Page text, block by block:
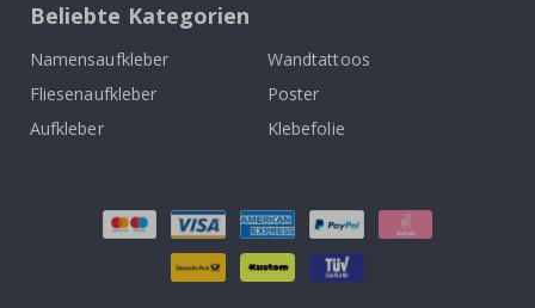
Beliebte Kategorien
Namensaufkleber
Wandtattoos
Fliesenaufkleber
Poster
Aufkleber
Klebefolie